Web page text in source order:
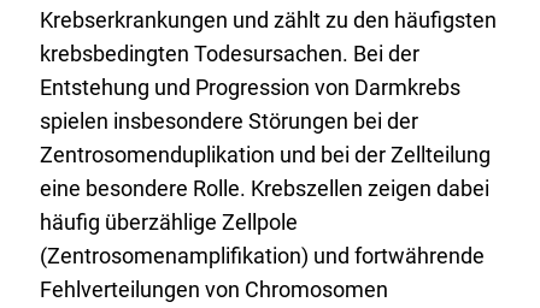
Krebserkrankungen und zählt zu den häufigsten
krebsbedingten Todesursachen. Bei der
Entstehung und Progression von Darmkrebs
spielen insbesondere Störungen bei der
Zentrosomenduplikation und bei der Zellteilung
eine besondere Rolle. Krebszellen zeigen dabei
häufig überzählige Zellpole
(Zentrosomenamplifikation) und fortwährende
Fehlverteilungen von Chromosomen